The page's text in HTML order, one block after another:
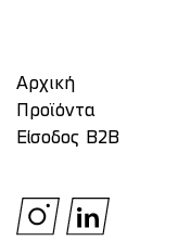
Αρχική
Προϊόντα
Είσοδος Β2Β